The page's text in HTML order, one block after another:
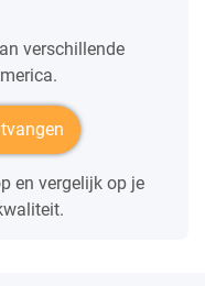
verschillende
en vergelijk op je